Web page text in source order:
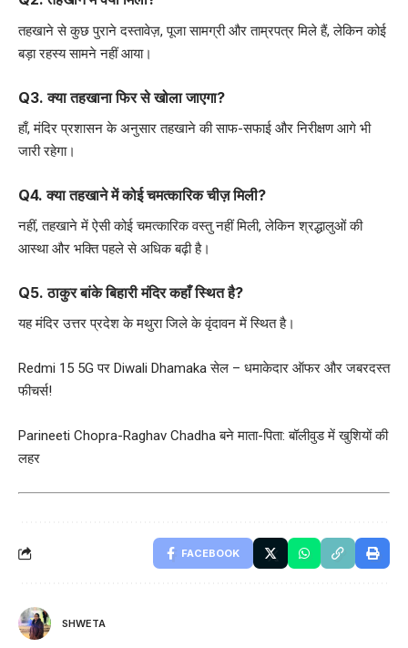
तहखाने से कुछ पुराने दस्तावेज़, पूजा सामग्री और ताम्रपत्र मिले हैं, लेकिन कोई
बड़ा रहस्य सामने नहीं आया।
Q3. क्या तहखाना फिर से खोला जाएगा?
हाँ, मंदिर प्रशासन के अनुसार तहखाने की साफ-सफाई और निरीक्षण आगे भी
जारी रहेगा।
Q4. क्या तहखाने में कोई चमत्कारिक चीज़ मिली?
नहीं, तहखाने में ऐसी कोई चमत्कारिक वस्तु नहीं मिली, लेकिन श्रद्धालुओं की
आस्था और भक्ति पहले से अधिक बढ़ी है।
Q5. ठाकुर बांके बिहारी मंदिर कहाँ स्थित है?
यह मंदिर उत्तर प्रदेश के मथुरा जिले के वृंदावन में स्थित है।
Redmi 15 5G पर Diwali Dhamaka सेल – धमाकेदार ऑफर और जबरदस्त
फीचर्स!
Parineeti Chopra-Raghav Chadha बने माता-पिता: बॉलीवुड में खुशियों की
लहर
FACEBOOK
SHWETA